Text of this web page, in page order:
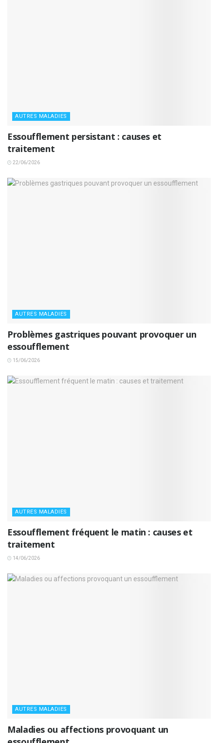
AUTRES MALADIES
Essoufflement persistant : causes et
traitement
22/06/2026
AUTRES MALADIES
Problèmes gastriques pouvant provoquer un
essoufflement
15/06/2026
AUTRES MALADIES
Essoufflement fréquent le matin : causes et
traitement
14/06/2026
AUTRES MALADIES
Maladies ou affections provoquant un